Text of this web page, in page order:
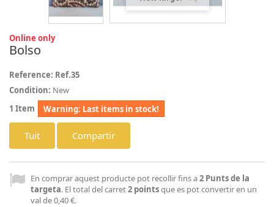
Online only
Bolso
Reference: Ref.35
Condition: New
1 Item Warning: Last items in stock!
Tuit Compartir
En comprar aquest producte pot recollir fins a2 Punts de la
targeta. El total del carret2 pointsque es pot convertir en un
val de0,40 €.